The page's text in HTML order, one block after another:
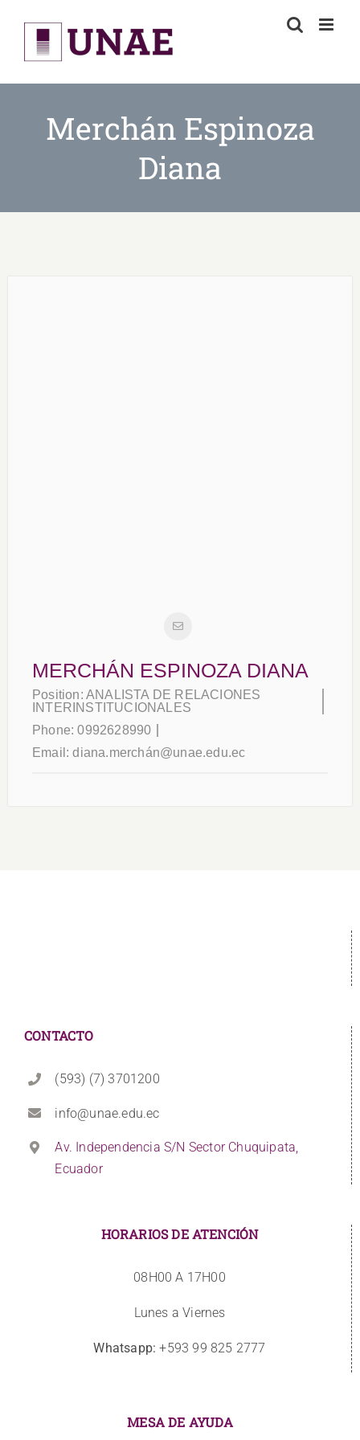
content
Merchán Espinoza
Diana
MERCHÁN ESPINOZA DIANA
Position: ANALISTA DE RELACIONES
INTERINSTITUCIONALES
Phone:0992628990
Email:diana.merchán@unae.edu.ec
CONTACTO
(593) (7) 3701200
info@unae.edu.ec
Av. Independencia S/N Sector Chuquipata,
Ecuador
HORARIOS DE ATENCIÓN
08H00 A 17H00
Lunes a Viernes
Whatsapp: +593 99 825 2777
MESA DE AYUDA